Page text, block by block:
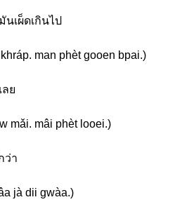
นเผ็ดเกินไป
man phèt gooen bpai.)
ย
mǎi. mâi phèt looei.)
ว่า
jà dii gwàa.)